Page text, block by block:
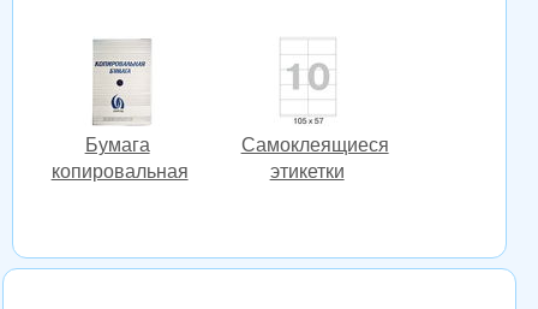
Бумага
копировальная
Cамоклеящиеся
этикетки